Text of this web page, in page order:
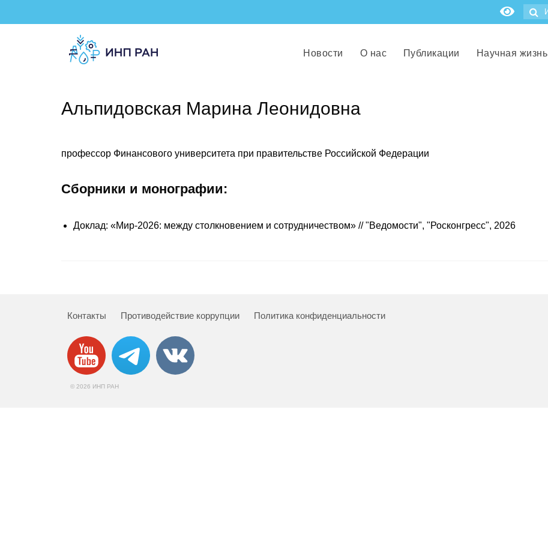
Новости О нас Публикации Научная жизнь
Альпидовская Марина Леонидовна
профессор Финансового университета при правительстве Российской Федерации
Сборники и монографии:
Доклад: «Мир-2026: между столкновением и сотрудничеством» // "Ведомости", "Росконгресс", 2026
Контакты Противодействие коррупции Политика конфиденциальности
© 2026 ИНП РАН